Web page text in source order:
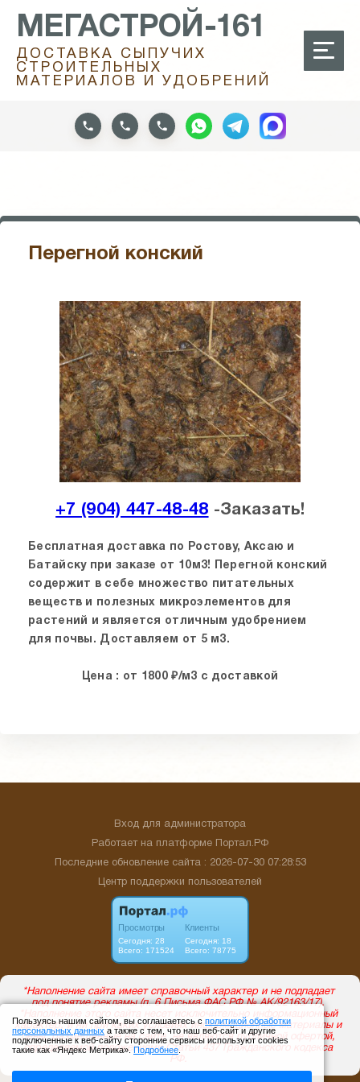
Пользуясь нашим сайтом, вы соглашаетесь с политикой обработки
персональных данных а также с тем, что наш веб-сайт и другие
подключенные к веб-сайту сторонние сервисы используют cookies
такие как «Яндекс Метрика». Подробнее.
МЕГАСТРОЙ-161
ДОСТАВКА СЫПУЧИХ
СТРОИТЕЛЬНЫХ
МАТЕРИАЛОВ И УДОБРЕНИЙ
Перегной конский
+7 (904) 447-48-48 -Заказать!
Бесплатная доставка по Ростову, Аксаю и
Батайску при заказе от 10м3! Перегной конский
содержит в себе множество питательных
веществ и полезных микроэлементов для
растений и является отличным удобрением
для почвы. Доставляем от 5 м3.
Цена : от 1800 ₽/м3 с доставкой
Вход для администратора
Работает на платформе
Портал.РФ
Последние обновление сайта : 2026-07-30 07:28:53
Центр поддержки пользователей